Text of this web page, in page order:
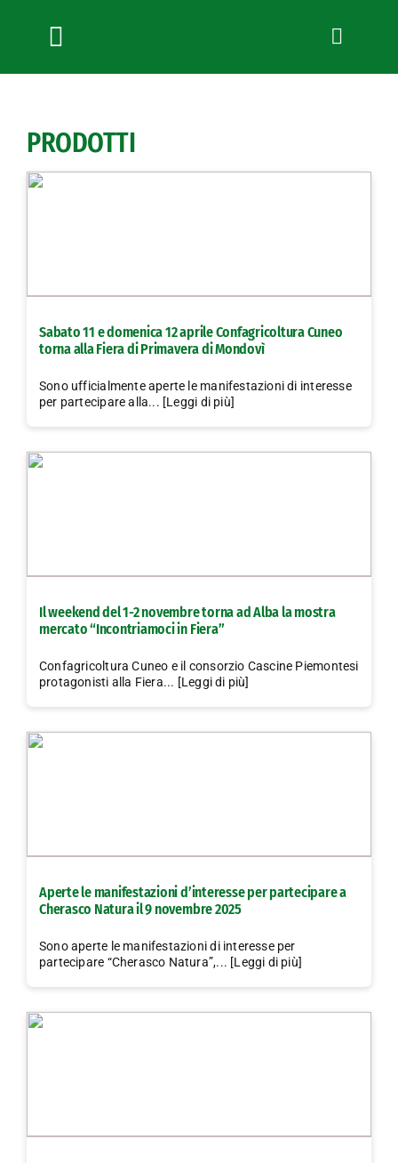
Toggle
Navigation
News
Bandi
Lavora con noi
PRODOTTI
Sabato 11 e domenica 12 aprile Confagricoltura Cuneo
torna alla Fiera di Primavera di Mondovì
Sono ufficialmente aperte le manifestazioni di interesse
per partecipare alla... [Leggi di più]
Il weekend del 1-2 novembre torna ad Alba la mostra
mercato “Incontriamoci in Fiera”
Confagricoltura Cuneo e il consorzio Cascine Piemontesi
protagonisti alla Fiera... [Leggi di più]
Aperte le manifestazioni d’interesse per partecipare a
Cherasco Natura il 9 novembre 2025
Sono aperte le manifestazioni di interesse per
partecipare “Cherasco Natura”,... [Leggi di più]